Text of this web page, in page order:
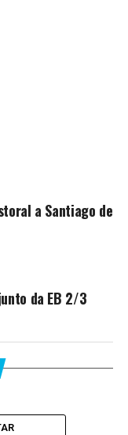
a Santiago de
da EB 2/3